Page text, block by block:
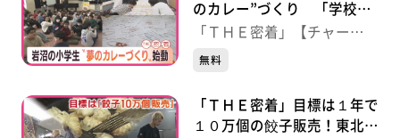
のカレー”づくり 「学校の
カレープロジェクト」始動
「ＴＨＥ密着」【チャー
ジ！】
無料
「ＴＨＥ密着」目標は１年で
１０万個の餃子販売！東北大